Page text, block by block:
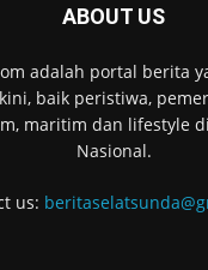
ABOUT US
adalah portal berita
baik peristiwa,
maritim dan lifestyle
Nasional.
us: